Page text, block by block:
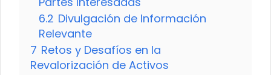
6.2 Divulgación de Información
Relevante
7 Retos y Desafíos en la
Revalorización de Activos